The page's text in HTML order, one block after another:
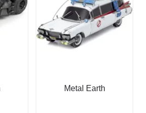
Metal Earth